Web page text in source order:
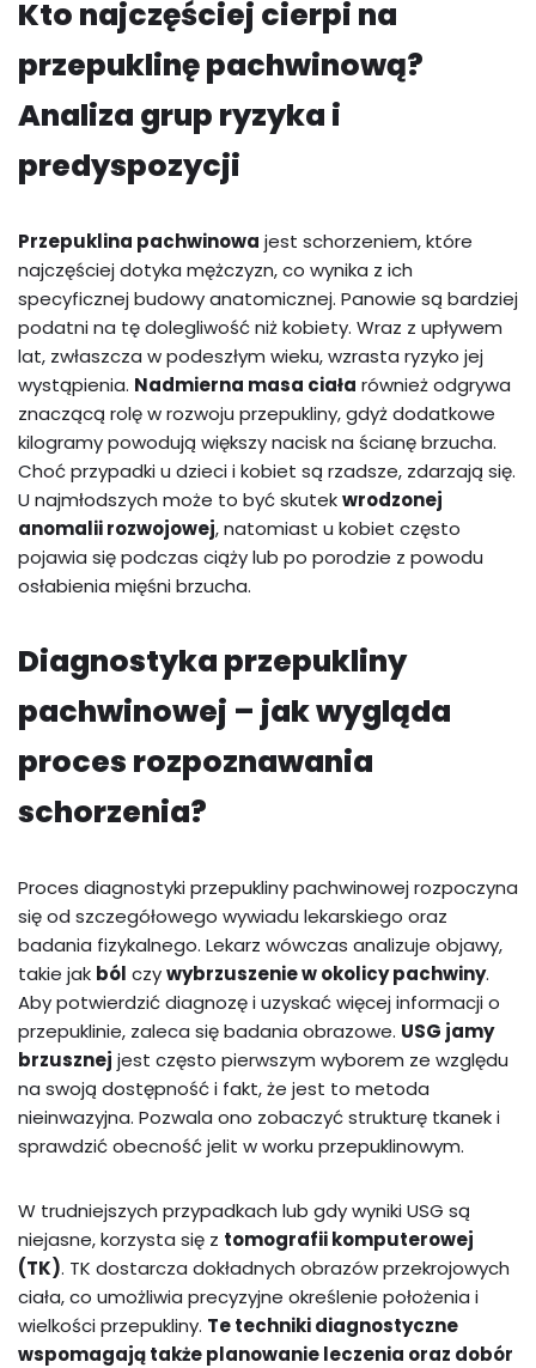
Kto najczęściej cierpi na
przepuklinę pachwinową?
Analiza grup ryzyka i
predyspozycji
Przepuklina pachwinowa jest schorzeniem, które
najczęściej dotyka mężczyzn, co wynika z ich
specyficznej budowy anatomicznej. Panowie są bardziej
podatni na tę dolegliwość niż kobiety. Wraz z upływem
lat, zwłaszcza w podeszłym wieku, wzrasta ryzyko jej
wystąpienia. Nadmierna masa ciała również odgrywa
znaczącą rolę w rozwoju przepukliny, gdyż dodatkowe
kilogramy powodują większy nacisk na ścianę brzucha.
Choć przypadki u dzieci i kobiet są rzadsze, zdarzają się.
U najmłodszych może to być skutekwrodzonej
anomalii rozwojowej, natomiast u kobiet często
pojawia się podczas ciąży lub po porodzie z powodu
osłabienia mięśni brzucha.
Diagnostyka przepukliny
pachwinowej – jak wygląda
proces rozpoznawania
schorzenia?
Proces diagnostyki przepukliny pachwinowej rozpoczyna
się od szczegółowego wywiadu lekarskiego oraz
badania fizykalnego. Lekarz wówczas analizuje objawy,
takie jak ból czywybrzuszenie w okolicy pachwiny.
Aby potwierdzić diagnozę i uzyskać więcej informacji o
przepuklinie, zaleca się badania obrazowe. USG jamy
brzusznej jest często pierwszym wyborem ze względu
na swoją dostępność i fakt, że jest to metoda
nieinwazyjna. Pozwala ono zobaczyć strukturę tkanek i
sprawdzić obecność jelit w worku przepuklinowym.
W trudniejszych przypadkach lub gdy wyniki USG są
niejasne, korzysta się z tomografii komputerowej
(TK). TK dostarcza dokładnych obrazów przekrojowych
ciała, co umożliwia precyzyjne określenie położenia i
wielkości przepukliny. Te techniki diagnostyczne
wspomagają także planowanie leczenia oraz dobór